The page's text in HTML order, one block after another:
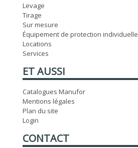
Levage
Tirage
Sur mesure
Équipement de protection individuelle
Locations
Services
ET AUSSI
Catalogues Manufor
Mentions légales
Plan du site
Login
CONTACT